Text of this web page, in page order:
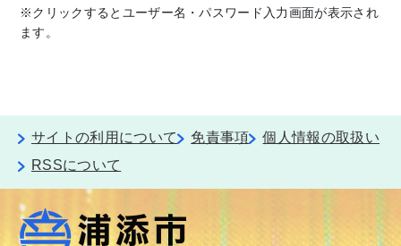
※クリックするとユーザー名・パスワード入力画面が表示され
ます。
サイトの利用について 免責事項
個人情報の取扱い
RSSについて